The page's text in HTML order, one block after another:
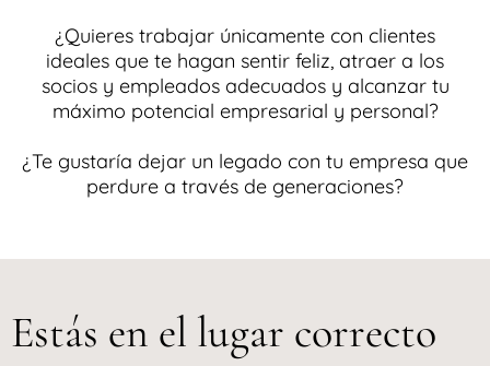
¿Quieres trabajar únicamente con clientes
ideales que te hagan sentir feliz, atraer a los
socios y empleados adecuados y alcanzar tu
máximo potencial empresarial y personal?
¿Te gustaría dejar un legado con tu empresa que
perdure a través de generaciones?
Estás en el lugar correcto